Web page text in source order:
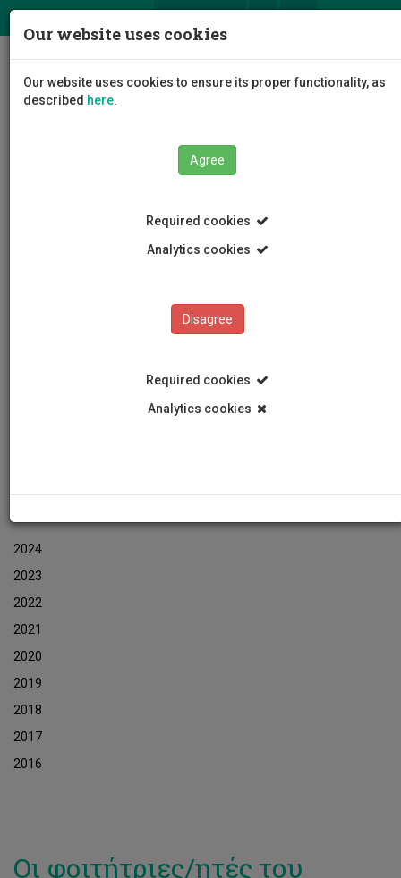
2024
2023
2022
2021
2020
2019
2018
2017
2016
Οι φοιτήτριες/ητές του
Our website uses cookies
Our website uses cookies to ensure its proper functionality, as
described here.
Agree
Required cookies
Analytics cookies
Disagree
Required cookies
Analytics cookies